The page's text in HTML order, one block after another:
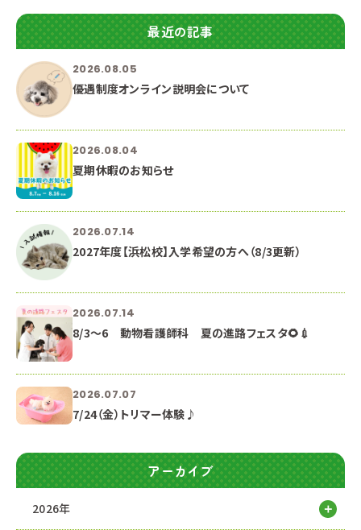
最近の記事
2026.08.05
優遇制度オンライン説明会について
2026.08.04
夏期休暇のお知らせ
2026.07.14
2027年度【浜松校】入学希望の方へ（8/3更新）
2026.07.14
8/3～6 動物看護師科 夏の進路フェスタ🌻💉
2026.07.07
7/24（金）トリマー体験♪
アーカイブ
2026年